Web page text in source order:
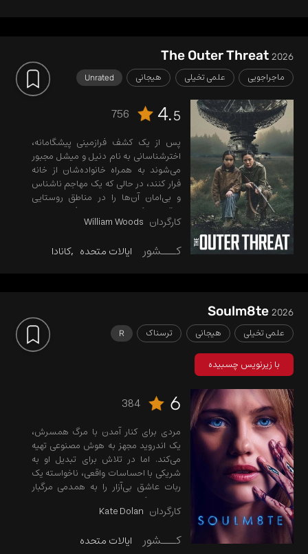
The Outer Threat 2026
ماجراجویی علمی تخیلی هیجانی Unrated
4.5
756
پس از یک کشف فرازمینی پیشگامانه،
اخترشناسانی به نام دنیل و میشل مجبور
می‌شوند به همراه خانواده‌شان از خانه
فرار کنند، در حالی که یک مهاجم ناشناس
و بی‌امان آن‌ها را در مناطق روستایی
تعقیب می‌کند. در جریان این فرار، مرز بین
یک افشاگری کیهانی و پارانویای انسانی
و احساسی می‌انجامد که مرزهای درک،
کارگردان William Woods
کـــشور ایالات متحده کانادا
Soulm8te2026
علمی تخیلی هیجانی ترسناک R
با زیرنویس چسبیده
6
384
مردی برای کنار آمدن با مرگ همسرش،
یک اندروید مجهز به هوش مصنوعی تهیه
می‌کند. اما در تلاش برای تبدیل او به
شریکی با احساسات واقعی، ناخواسته یک
ربات عاشق بی‌آزار را به همدمی مرگبار
تبدیل می‌کند.
کارگردان Kate Dolan
کـــشور ایالات متحده